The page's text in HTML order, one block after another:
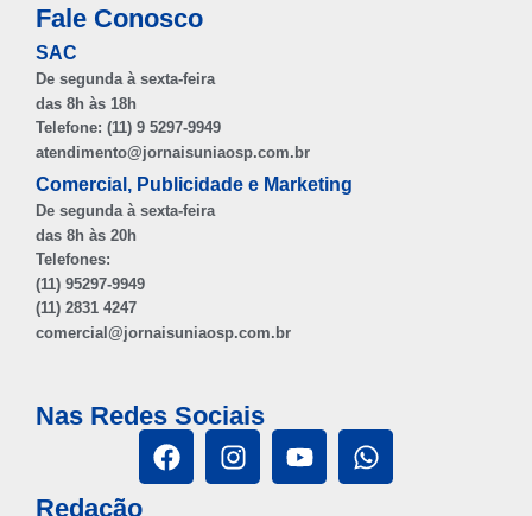
Fale Conosco
SAC
De segunda à sexta-feira
das 8h às 18h
Telefone: (11) 9 5297-9949
atendimento@jornaisuniaosp.com.br
Comercial, Publicidade e Marketing
De segunda à sexta-feira
das 8h às 20h
Telefones:
(11) 95297-9949
(11) 2831 4247
comercial@jornaisuniaosp.com.br
Nas Redes Sociais
Redação